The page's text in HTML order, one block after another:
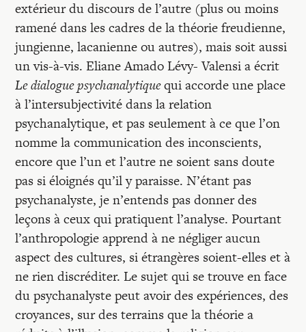
extérieur du discours de l’autre (plus ou moins
ramené dans les cadres de la théorie freudienne,
jungienne, lacanienne ou autres), mais soit aussi
un vis-à-vis. Eliane Amado Lévy- Valensi a écrit
Le dialogue psychanalytiquequi accorde une place
à l’intersubjectivité dans la relation
psychanalytique, et pas seulement à ce que l’on
nomme la communication des inconscients,
encore que l’un et l’autre ne soient sans doute
pas si éloignés qu’il y paraisse. N’étant pas
psychanalyste, je n’entends pas donner des
leçons à ceux qui pratiquent l’analyse. Pourtant
l’anthropologie apprend à ne négliger aucun
aspect des cultures, si étrangères soient-elles et à
ne rien discréditer. Le sujet qui se trouve en face
du psychanalyste peut avoir des expériences, des
croyances, sur des terrains que la théorie a